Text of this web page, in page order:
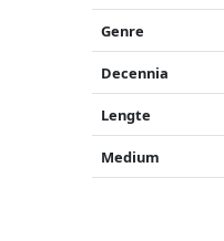
Genre
Decennia
Lengte
Medium